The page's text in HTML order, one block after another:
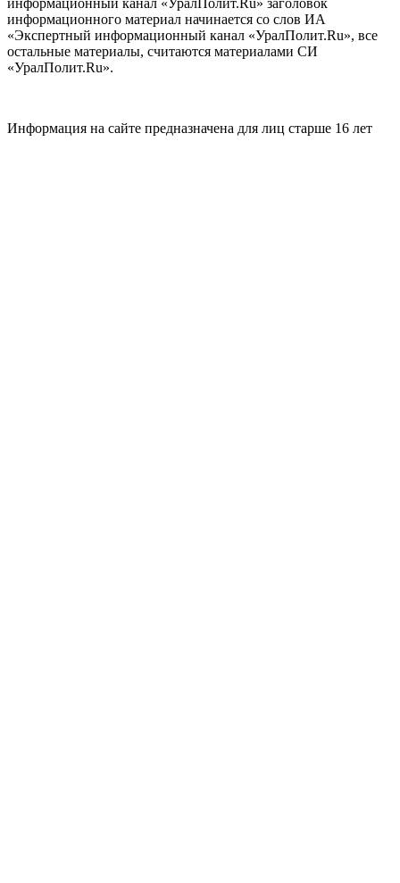
информационный канал «УралПолит.Ru» заголовок
информационного материал начинается со слов ИА
«Экспертный информационный канал «УралПолит.Ru», все
остальные материалы, считаются материалами СИ
«УралПолит.Ru».
Информация на сайте предназначена для лиц старше 16 лет